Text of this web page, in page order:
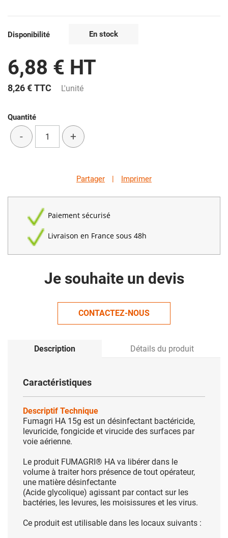
Disponibilité En stock
6,88 € HT
8,26 €TTC L'unité
Quantité
- +
Partager | Imprimer
Paiement sécurisé
Livraison en France sous 48h
Je souhaite un devis
CONTACTEZ-NOUS
Description Détails du produit
Caractéristiques
Descriptif Technique
Fumagri HA 15g est un désinfectant bactéricide,
levuricide, fongicide et virucide des surfaces par
voie aérienne.
Le produit FUMAGRI® HA va libérer dans le
volume à traiter hors présence de tout opérateur,
une matière désinfectante
(Acide glycolique) agissant par contact sur les
bactéries, les levures, les moisissures et les virus.
Ce produit est utilisable dans les locaux suivants :